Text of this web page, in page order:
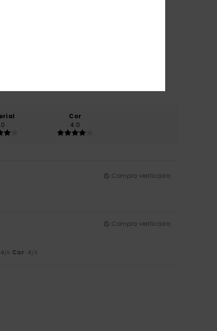
Cor
4.0
Compra verificada
Compra verificada
/5 Cor: 4/5